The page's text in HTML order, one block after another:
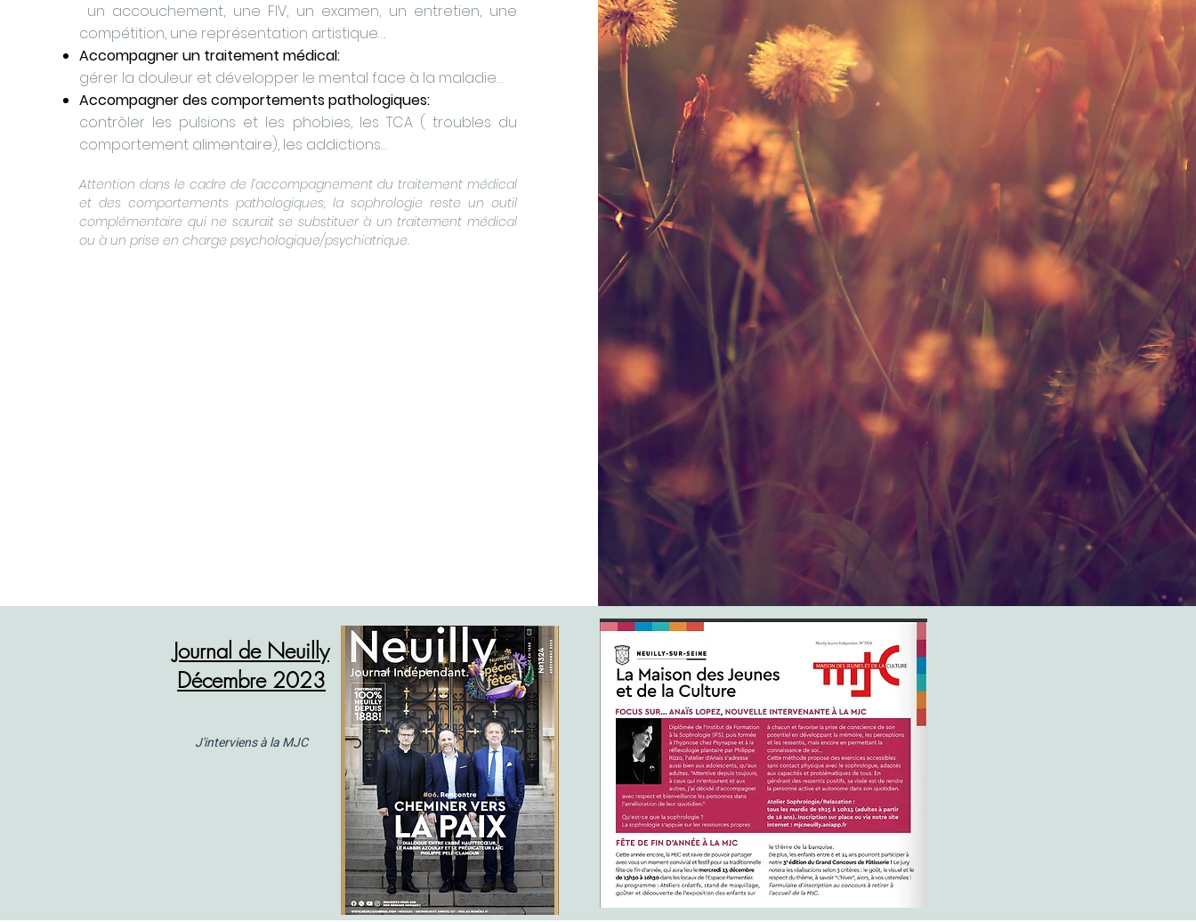
un accouchement, une FIV, un examen, un entretien, une
compétition, une représentation artistique….
Accompagner un traitement médical:
gérer la douleur et développer le mental face à la maladie…
Accompagner des comportements pathologiques:
contrôler les pulsions et les phobies, les TCA ( troubles du
comportement alimentaire), les addictions…
Attention dans le cadre de l’accompagnement du traitement médical
et des comportements pathologiques, la sophrologie reste un outil
complémentaire qui ne saurait se substituer à un traitement médical
ou à un prise en charge psychologique/psychiatrique.
Journal de Neuilly
Décembre 2023
J'interviens à la MJC